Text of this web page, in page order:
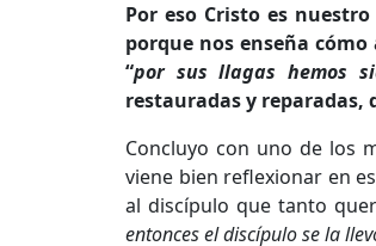
Por eso Cristo es
porque nos enseña
“por sus llagas hemos
restauradas y reparadas,
Concluyo con uno de los
viene bien reflexionar en
al discípulo que tanto
entonces el discípulo se la